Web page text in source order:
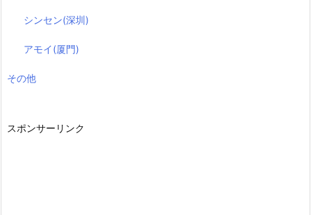
シンセン(深圳)
アモイ(厦門)
その他
スポンサーリンク